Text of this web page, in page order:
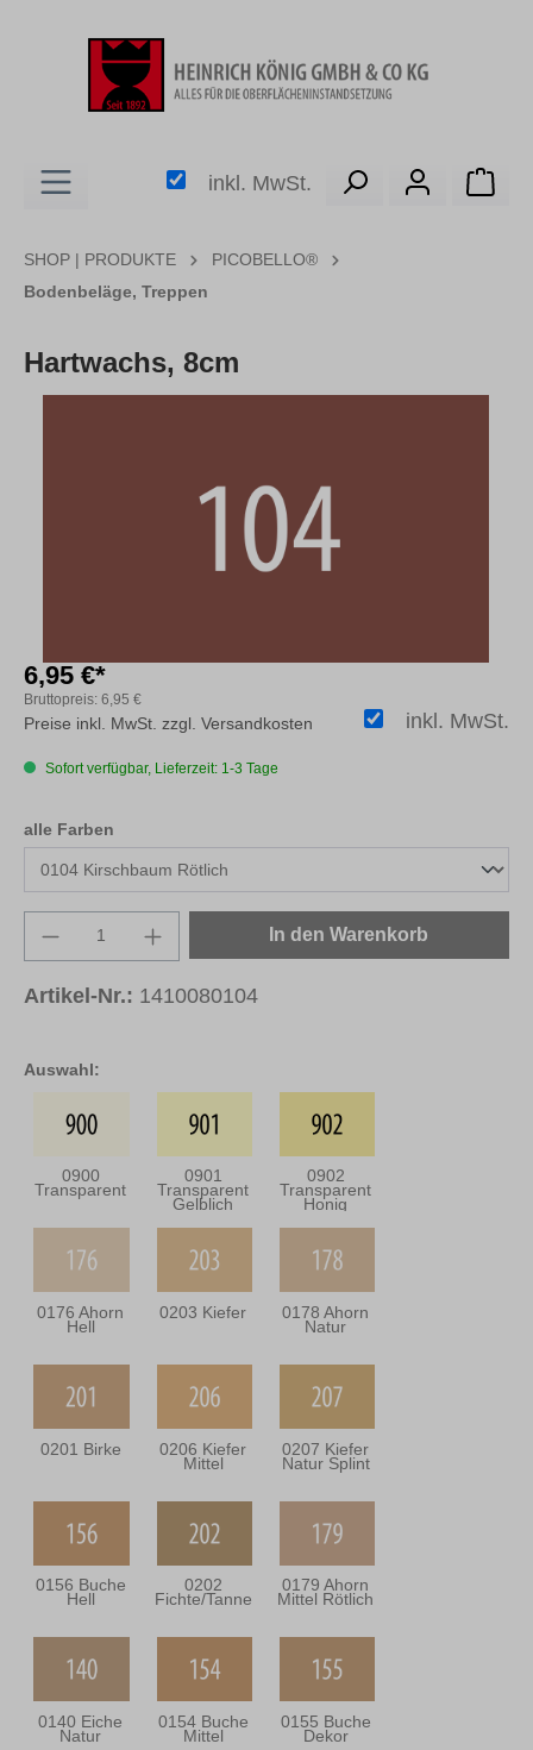
inkl. MwSt.
SHOP | PRODUKTE
PICOBELLO®
Bodenbeläge, Treppen
Hartwachs, 8cm
Auswahl:
0900
Transparent
0901
Transparent
Gelblich
0902
Transparent
Honig
0176 Ahorn
Hell
0203 Kiefer 0178 Ahorn
Natur
0201 Birke 0206 Kiefer
Mittel
0207 Kiefer
Natur Splint
0156 Buche
Hell
0202
Fichte/Tanne
0179 Ahorn
Mittel Rötlich
0140 Eiche
Natur
0154 Buche
Mittel
0155 Buche
Dekor
6,95 €*
Bruttopreis: 6,95 €
inkl. MwSt.
Preise inkl. MwSt. zzgl. Versandkosten
Sofort verfügbar, Lieferzeit: 1-3 Tage
alle Farben
Produkt Anzahl: Gib den gewünschten
In den Warenkorb
Artikel-Nr.: 1410080104